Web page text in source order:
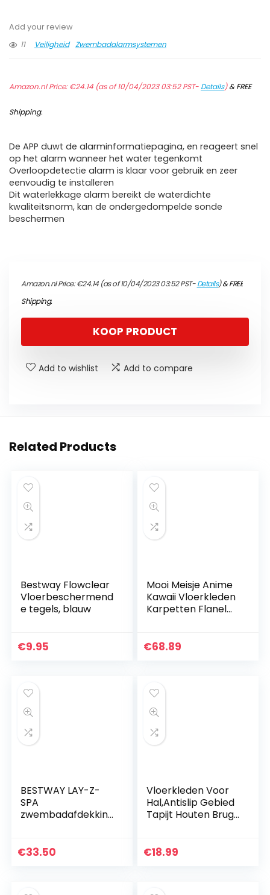
Add your review
11
Veiligheid Zwembadalarmsystemen
Amazon.nl Price:€24.14 (as of 10/04/2023 03:52 PST- Details)&FREE
Shipping.
De APP duwt de alarminformatiepagina, en reageert snel
op het alarm wanneer het water tegenkomt
Overloopdetectie alarm is klaar voor gebruik en zeer
eenvoudig te installeren
Dit waterlekkage alarm bereikt de waterdichte
kwaliteitsnorm, kan de ondergedompelde sonde
beschermen
Amazon.nl Price:€24.14(as of 10/04/2023 03:52 PST-Details)&FREE
Shipping.
KOOP PRODUCT
Add to wishlist Add to compare
Related Products
Bestway Flowclear
Vloerbeschermend
e tegels, blauw
€9.95
Mooi Meisje Anime
Kawaii Vloerkleden
Karpetten Flanel
Slaapkamer
€68.89
BESTWAY LAY-Z-
SPA
zwembadafdekking
€33.50
Vloerkleden Voor
Hal,Antislip Gebied
Tapijt Houten Brug
Landschap 3D Print
€18.99